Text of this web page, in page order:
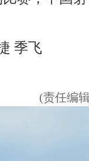
季飞
(责任编